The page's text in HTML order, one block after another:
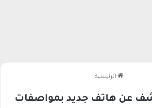
الرئيسية
عن هاتف جديد بمواصفات